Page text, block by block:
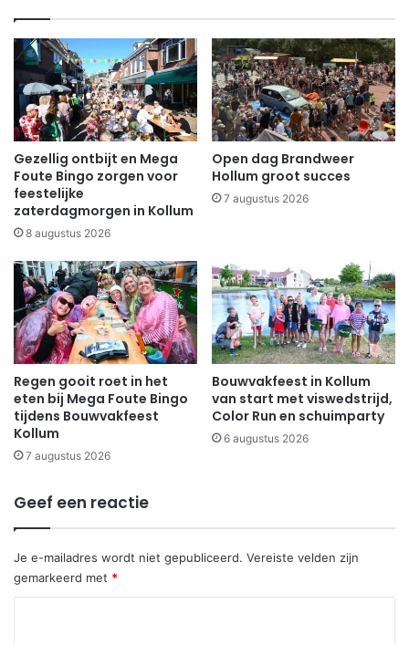
Gezellig ontbijt en Mega
Foute Bingo zorgen voor
feestelijke
zaterdagmorgen in Kollum
8 augustus 2026
Open dag Brandweer
Hollum groot succes
7 augustus 2026
Regen gooit roet in het
eten bij Mega Foute Bingo
tijdens Bouwvakfeest
Kollum
7 augustus 2026
Bouwvakfeest in Kollum
van start met viswedstrijd,
Color Run en schuimparty
6 augustus 2026
Geef een reactie
Je e-mailadres wordt niet gepubliceerd. Vereiste velden zijn
gemarkeerd met *